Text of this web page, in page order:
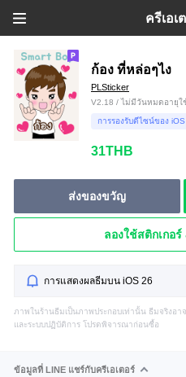
ครีเอเ
ก้อง ที่หล่อๆไง
PLSticker
V2.18 / ไม่มีวันหมดอายุใ
การรองรับดีไซน์ของ
31THB
ส่งของขวัญ
ลองใช้สติกเกอ
การแสดงผลธีมบน iOS 26
ภาพในร้านธีมเป็นภาพประกอบเท่านั้น ธีมจริงอ
และระบบปฏิบัติการ โปรดพิจารณาก่อนซื้อ
ข้อมูลที่ LINE แชร์กับครีเอเตอร์